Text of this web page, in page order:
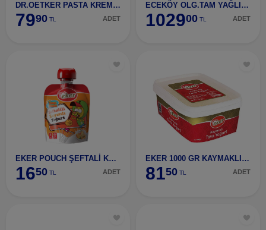
DR.OETKER PASTA KREMASI VANİLYALI 130 GR
7990 TL ADET
ECEKÖY OLG.TAM YAĞLI KEÇİ SALAMURA PEYNİRİ 1 KG
102900 TL ADET
EKER POUCH ŞEFTALİ KAYISI YOĞURT 65 GR
1650 TL ADET
EKER 1000 GR KAYMAKLI TAVA YOĞURT
8150 TL ADET